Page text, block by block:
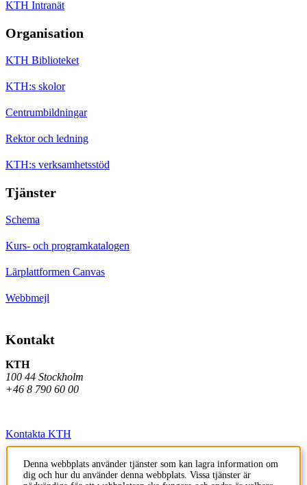
KTH Intranät
Organisation
KTH Biblioteket
KTH:s skolor
Centrumbildningar
Rektor och ledning
KTH:s verksamhetsstöd
Tjänster
Schema
Kurs- och programkatalogen
Lärplattformen Canvas
Webbmejl
Kontakt
KTH
100 44 Stockholm
+46 8 790 60 00
Kontakta KTH
Jobba på KTH
Denna webbplats använder tjänster som kan lagra information om
dig och hur du använder denna webbplats. Vissa tjänster är